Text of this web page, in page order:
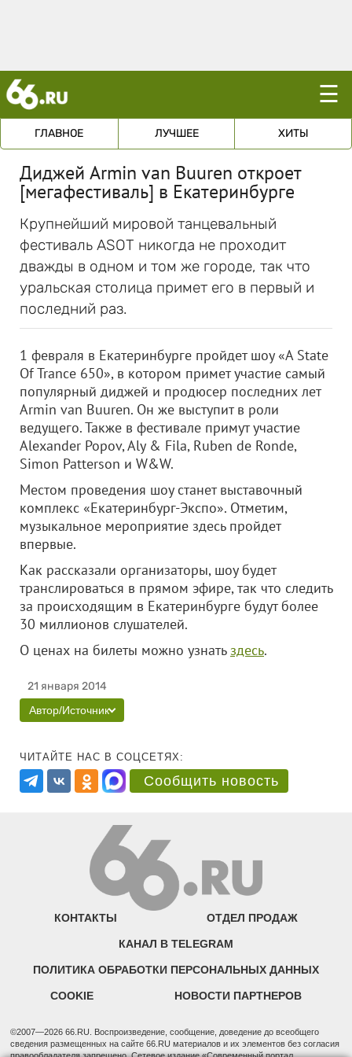
☰
ГЛАВНОЕ ЛУЧШЕЕ ХИТЫ
Диджей Armin van Buuren откроет
[мегафестиваль] в Екатеринбурге
Крупнейший мировой танцевальный
фестиваль ASOT никогда не проходит
дважды в одном и том же городе, так что
уральская столица примет его в первый и
последний раз.
1 февраля в Екатеринбурге пройдет шоу «A State
Of Trance 650», в котором примет участие самый
популярный диджей и продюсер последних лет
Armin van Buuren. Он же выступит в роли
ведущего. Также в фестивале примут участие
Alexander Popov, Aly & Fila, Ruben de Ronde,
Simon Patterson и W&W.
Местом проведения шоу станет выставочный
комплекс «Екатеринбург-Экспо». Отметим,
музыкальное мероприятие здесь пройдет
впервые.
Как рассказали организаторы, шоу будет
транслироваться в прямом эфире, так что следить
за происходящим в Екатеринбурге будут более
30 миллионов слушателей.
О ценах на билеты можно узнатьздесь.
21 января 2014
Автор/Источник
ЧИТАЙТЕ НАС В СОЦСЕТЯХ:
Сообщить новость
КОНТАКТЫ ОТДЕЛ ПРОДАЖ
КАНАЛ В TELEGRAM
ПОЛИТИКА ОБРАБОТКИ ПЕРСОНАЛЬНЫХ ДАННЫХ
COOKIE НОВОСТИ ПАРТНЕРОВ
©2007—2026 66.RU. Воспроизведение, сообщение, доведение до всеобщего
сведения размещенных на сайте 66.RU материалов и их элементов без согласия